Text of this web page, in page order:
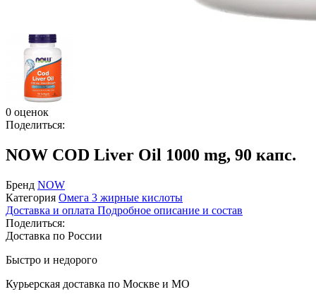
0 оценок
Поделиться:
NOW COD Liver Oil 1000 mg, 90 капс.
Бренд NOW
Категория Омега 3 жирные кислоты
Доставка и оплата Подробное описание и состав
Поделиться:
Доставка по России
Быстро и недорого
Курьерская доставка по Москве и МО